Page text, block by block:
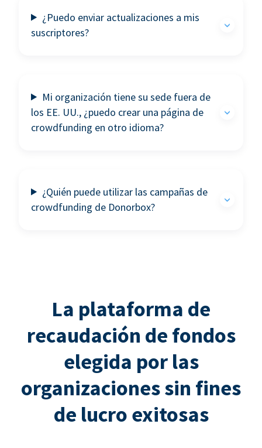
¿Puedo enviar actualizaciones a mis
suscriptores?
Mi organización tiene su sede fuera de
los EE. UU., ¿puedo crear una página de
crowdfunding en otro idioma?
¿Quién puede utilizar las campañas de
crowdfunding de Donorbox?
La plataforma de
recaudación de fondos
elegida por las
organizaciones sin fines
de lucro exitosas